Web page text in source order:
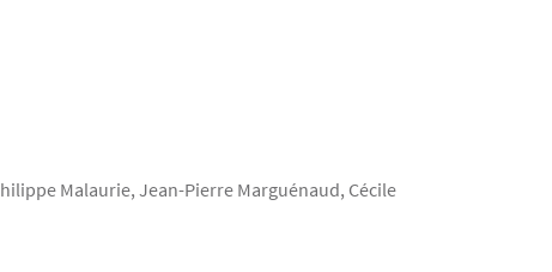
Malaurie, Jean-Pierre Marguénaud, Cécile